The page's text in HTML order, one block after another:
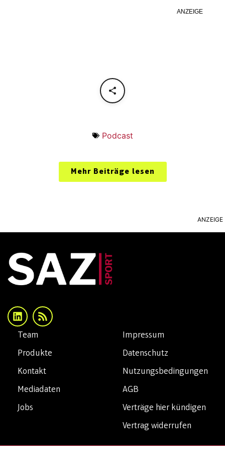
ANZEIGE
Podcast
Mehr Beiträge lesen
ANZEIGE
Impressum
Datenschutz
Nutzungsbedingungen
AGB
Verträge hier kündigen
Vertrag widerrufen
Team
Produkte
Kontakt
Mediadaten
Jobs